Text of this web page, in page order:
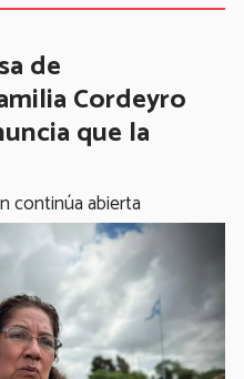
de
Cordeyro
que la
continúa abierta